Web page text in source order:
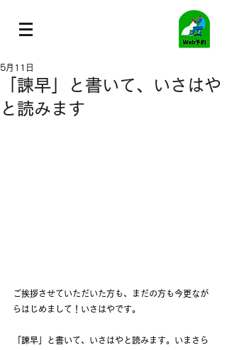
「諫早」と書いて、いさはや
と読みます
5月11日
ご挨拶させていただいた方も、まだの方も今更なが
らはじめまして！いさはやです。
「諫早」と書いて、いさはやと読みます。いまさら